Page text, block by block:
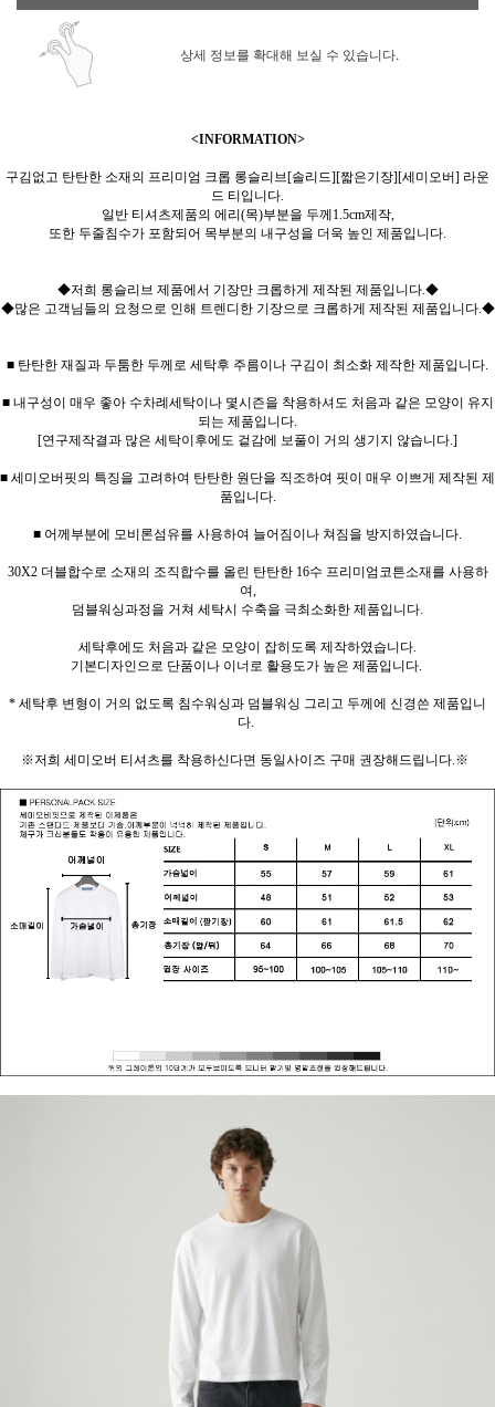
상세 정보를 확대해 보실 수 있습니다.
<INFORMATION>
구김없고 탄탄한 소재의 프리미엄 크롭 롱슬리브[솔리드][짧은기장][세미오버] 라운
드 티입니다.
일반 티셔츠제품의 에리(목)부분을 두께1.5cm제작,
또한 두줄침수가 포함되어 목부분의 내구성을 더욱 높인 제품입니다.
◆저희 롱슬리브 제품에서 기장만 크롭하게 제작된 제품입니다.◆
◆많은 고객님들의 요청으로 인해 트렌디한 기장으로 크롭하게 제작된 제품입니다.◆
■ 탄탄한 재질과 두툼한 두께로 세탁후 주름이나 구김이 최소화 제작한 제품입니다.
■ 내구성이 매우 좋아 수차례세탁이나 몇시즌을 착용하셔도 처음과 같은 모양이 유지
되는 제품입니다.
[연구제작결과 많은 세탁이후에도 겉감에 보풀이 거의 생기지 않습니다.]
■ 세미오버핏의 특징을 고려하여 탄탄한 원단을 직조하여 핏이 매우 이쁘게 제작된 제
품입니다.
■ 어께부분에 모비론섬유를 사용하여 늘어짐이나 쳐짐을 방지하였습니다.
30X2 더블합수로 소재의 조직합수를 올린 탄탄한 16수 프리미엄코튼소재를 사용하
여,
덤블워싱과정을 거쳐 세탁시 수축을 극최소화한 제품입니다.
세탁후에도 처음과 같은 모양이 잡히도록 제작하였습니다.
기본디자인으로 단품이나 이너로 활용도가 높은 제품입니다.
* 세탁후 변형이 거의 없도록 침수워싱과 덤블워싱 그리고 두께에 신경쓴 제품입니
다.
※저희 세미오버 티셔츠를 착용하신다면 동일사이즈 구매 권장해드립니다.※